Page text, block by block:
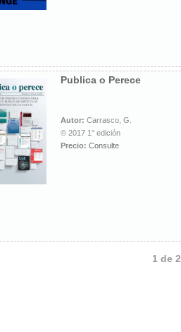
Publica o Perece
Autor: Carrasco, G.
© 2017 1° edición
Precio: Consulte
1 de 2